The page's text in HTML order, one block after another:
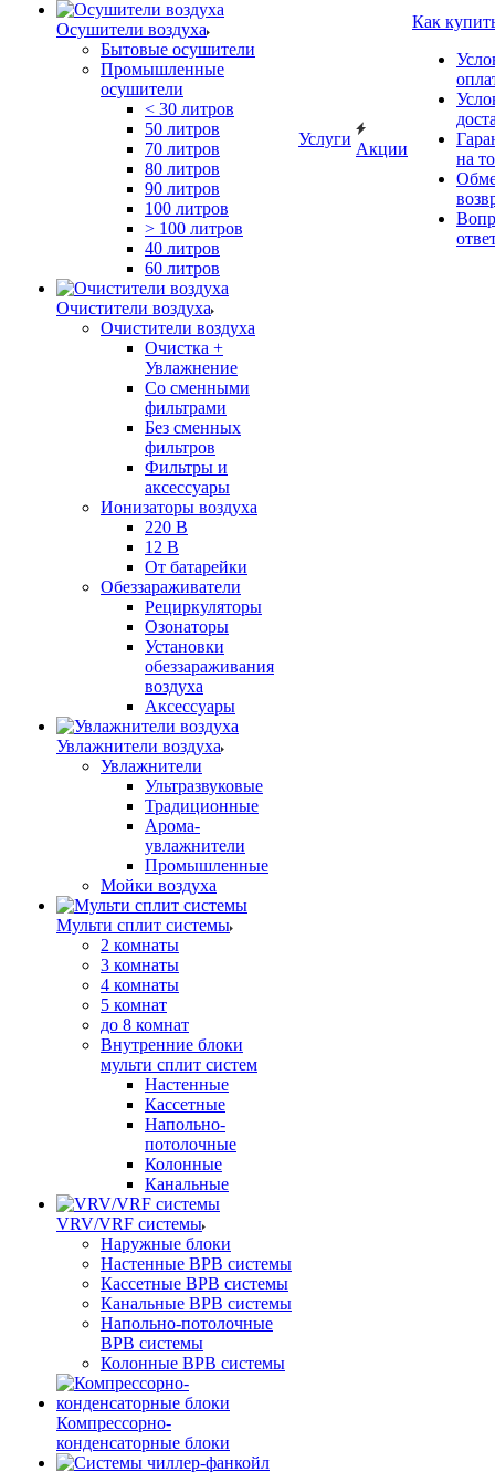
Осушители воздуха
Бытовые осушители
Промышленные
осушители
< 30 литров
50 литров
70 литров
80 литров
90 литров
100 литров
> 100 литров
40 литров
60 литров
Очистители воздуха
Очистители воздуха
Очистка +
Увлажнение
Cо сменными
фильтрами
Без сменных
фильтров
Фильтры и
аксессуары
Ионизаторы воздуха
220 В
12 В
От батарейки
Обеззараживатели
Рециркуляторы
Озонаторы
Установки
обеззараживания
воздуха
Аксессуары
Увлажнители воздуха
Увлажнители
Ультразвуковые
Традиционные
Арома-
увлажнители
Промышленные
Мойки воздуха
Мульти сплит системы
2 комнаты
3 комнаты
4 комнаты
5 комнат
до 8 комнат
Внутренние блоки
мульти сплит систем
Настенные
Кассетные
Напольно-
потолочные
Колонные
Канальные
VRV/VRF системы
Наружные блоки
Настенные ВРВ системы
Кассетные ВРВ системы
Канальные ВРВ системы
Напольно-потолочные
ВРВ системы
Колонные ВРВ системы
Компрессорно-
конденсаторные блоки
Услуги
Акции
Как
на